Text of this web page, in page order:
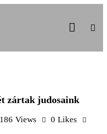
zártak judosaink
186 Views 0 Likes